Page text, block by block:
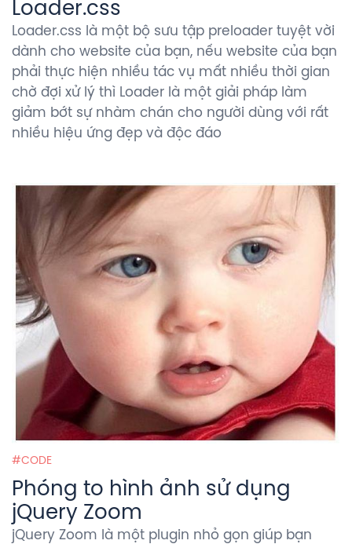
Loader.css
Loader.css là một bộ sưu tập preloader tuyệt vời
dành cho website của bạn, nếu website của bạn
phải thực hiện nhiều tác vụ mất nhiều thời gian
chờ đợi xử lý thì Loader là một giải pháp làm
giảm bớt sự nhàm chán cho người dùng với rất
nhiều hiệu ứng đẹp và độc đáo
CODE
Phóng to hình ảnh sử dụng
jQuery Zoom
jQuery Zoom là một plugin nhỏ gọn giúp bạn